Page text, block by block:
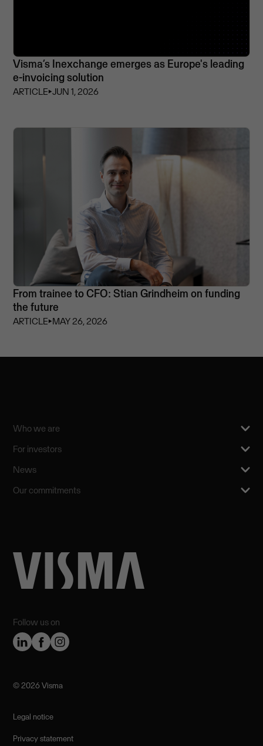
Visma’s Inexchange emerges as Europe's leading
e-invoicing solution
ARTICLE⏵JUN 1, 2026
From trainee to CFO: Stian Grindheim on funding
the future
ARTICLE⏵MAY 26, 2026
Follow us on
Who we are
For investors
News
Our commitments
©️ 2026 Visma
Legal notice
Privacy statement